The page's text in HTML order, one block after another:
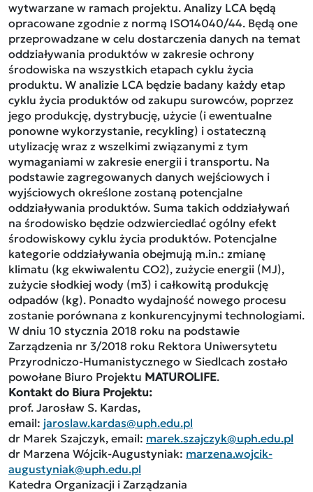
wytwarzane w ramach projektu. Analizy LCA będą
opracowane zgodnie z normą ISO14040/44. Będą one
przeprowadzane w celu dostarczenia danych na temat
oddziaływania produktów w zakresie ochrony
środowiska na wszystkich etapach cyklu życia
produktu. W analizie LCA będzie badany każdy etap
cyklu życia produktów od zakupu surowców, poprzez
jego produkcję, dystrybucję, użycie (i ewentualne
ponowne wykorzystanie, recykling) i ostateczną
utylizację wraz z wszelkimi związanymi z tym
wymaganiami w zakresie energii i transportu. Na
podstawie zagregowanych danych wejściowych i
wyjściowych określone zostaną potencjalne
oddziaływania produktów. Suma takich oddziaływań
na środowisko będzie odzwierciedlać ogólny efekt
środowiskowy cyklu życia produktów. Potencjalne
kategorie oddziaływania obejmują m.in.: zmianę
klimatu (kg ekwiwalentu CO2), zużycie energii (MJ),
zużycie słodkiej wody (m3) i całkowitą produkcję
odpadów (kg). Ponadto wydajność nowego procesu
zostanie porównana z konkurencyjnymi technologiami.
W dniu 10 stycznia 2018 roku na podstawie
Zarządzenia nr 3/2018 roku Rektora Uniwersytetu
Przyrodniczo-Humanistycznego w Siedlcach zostało
powołane Biuro Projektu MATUROLIFE.
Kontakt do Biura Projektu:
prof. Jarosław S. Kardas,
email: jaroslaw.kardas@uph.edu.pl
dr Marek Szajczyk, email: marek.szajczyk@uph.edu.pl
dr Marzena Wójcik-Augustyniak: marzena.wojcik-
augustyniak@uph.edu.pl
Katedra Organizacji i Zarządzania